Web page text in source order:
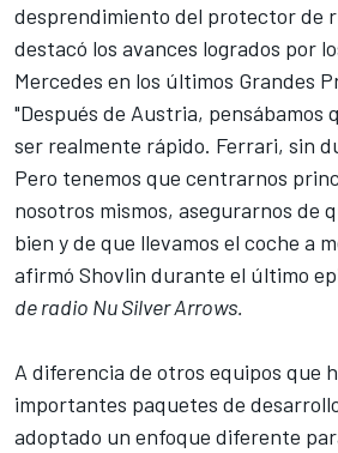
desprendimiento del protector de
destacó los avances logrados por
Mercedes en los últimos Grandes
"Después de Austria, pensábamos
ser realmente rápido. Ferrari, sin
Pero tenemos que centrarnos
nosotros mismos, asegurarnos de
bien y de que llevamos el coche a
afirmó Shovlin durante el último
de radio Nu Silver Arrows.
A diferencia de otros equipos que
importantes paquetes de
adoptado un enfoque diferente